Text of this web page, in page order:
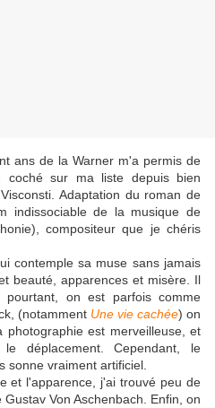
ans de la Warner m'a permis de
coché sur ma liste depuis bien
Adaptation du roman de
indissociable de la musique de
compositeur que je chéris
contemple sa muse sans jamais
beauté, apparences et misère. Il
on est parfois comme
(notamment Une vie cachée) on
photographie est merveilleuse, et
déplacement. Cependant, le
sonne vraiment artificiel.
et l'apparence, j'ai trouvé peu de
Von Aschenbach. Enfin, on